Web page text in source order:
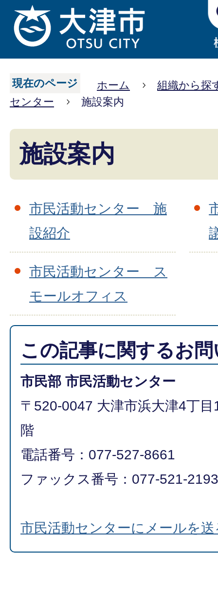
現在のページ ホーム
組織から探
センター
施設案内
施設案内
市民活動センター 施
設紹介
市民活動センター ス
モールオフィス
この記事に関するお
市民部 市民活動センター
〒520-0047 大津市浜大津4丁
階
電話番号：077-527-8661
ファックス番号：077-521-2193
市民活動センターにメールを送